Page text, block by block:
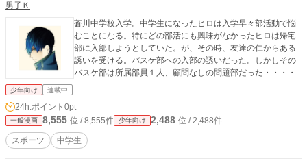
男子Ｋ
蒼川中学校入学。中学生になったヒロは入学早々部活動で悩
むことになる。特にどの部活にも興味がなかったヒロは帰宅
部に入部しようとしていた。が、その時、友達の仁からある
誘いを受ける。バスケ部への入部の誘いだった。しかしその
バスケ部は所属部員１人、顧問なしの問題部だった・・・・
少年向け 連載中
24h.ポイント 0pt
一般漫画 8,555 位 / 8,555件 少年向け 2,488 位 / 2,488件
スポーツ 中学生